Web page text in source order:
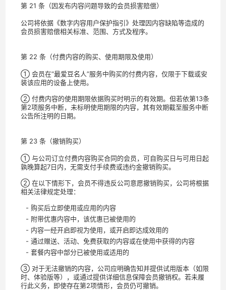
第 21 条（因发布内容问题导致的会员损害赔偿）
公司将依据《数字内容用户保护指引》处理因内容缺陷等造成的
会员损害赔偿相关标准、范围、方式及程序。
第 22 条（付费内容的购买、使用期限及使用）
① 会员在“最爱豆名人”服务中购买的付费内容，仅限于下载或安
装该应用的设备上使用。
② 付费内容的使用期限依据购买时明示的有效期。但若依第13条
第2项服务中断，未标明使用期限的内容，其有效期截至服务中断
公告所注明的日期。
第 23 条（撤销购买）
① 与公司订立付费内容购买合同的会员，可自购买日与可用日起
孰晚算起7日内，无需支付手续费或违约金撤销购买。
② 在以下情形下，会员不得违反公司意愿撤销购买，公司将根据
相关法律规定处理：
- 购买后立即使用或应用的内容
- 附带优惠内容中，该优惠已被使用的
- 内容一经开启即视为使用，或开启即达成效用的
- 通过赠送、活动、免费获取的内容或在使用中获得的内容
- 套餐内容中部分已被使用或适用的
③ 对于无法撤销的内容，公司应明确告知并提供试用版本（如限
时、体验版等），或通过提供详细信息保障会员撤销权。若未履
行此义务，即使存在第2项情形，会员仍可撤销。